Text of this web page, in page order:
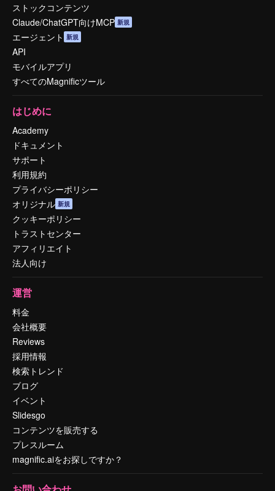
ストックコンテンツ
Claude/ChatGPT向けMCP 新規
エージェント 新規
API
モバイルアプリ
すべてのMagnificツール
はじめに
Academy
ドキュメント
サポート
利用規約
プライバシーポリシー
オリジナル 新規
クッキーポリシー
トラストセンター
アフィリエイト
法人向け
運営
料金
会社概要
Reviews
採用情報
検索トレンド
ブログ
イベント
Slidesgo
コンテンツを販売する
プレスルーム
magnific.aiをお探しですか？